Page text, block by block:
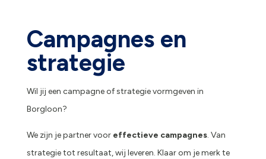
Campagnes en
strategie
Wil jij een campagne of strategie vormgeven in
Borgloon?
We zijn je partner voor effectieve campagnes. Van
strategie tot resultaat, wij leveren. Klaar om je merk te